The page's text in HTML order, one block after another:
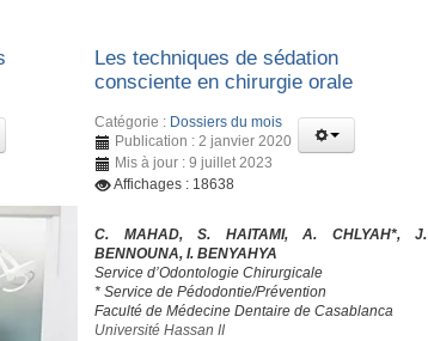
Les techniques de sédation
consciente en chirurgie orale
Catégorie : Dossiers du mois
Publication : 2 janvier 2020
Mis à jour : 9 juillet 2023
Affichages : 18638
C. MAHAD, S. HAITAMI, A. CHLYAH*, J.
BENNOUNA, I. BENYAHYA
Service d’Odontologie Chirurgicale
* Service de Pédodontie/Prévention
Faculté de Médecine Dentaire de Casablanca
Université Hassan II